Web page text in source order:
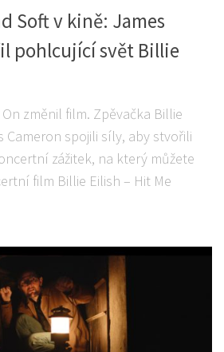
Soft v kině: James
pohlcující svět Billie
změnil film. Zpěvačka Billie
Cameron spojili síly, aby stvořili
zážitek, na který můžete
film Billie Eilish – Hit Me